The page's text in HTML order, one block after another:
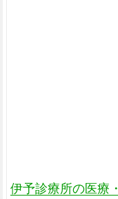
伊予診療所の医療